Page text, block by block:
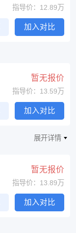
指导价：12.89万
加入对比
暂无报价
指导价：13.59万
加入对比
展开详情
暂无报价
指导价：13.89万
加入对比